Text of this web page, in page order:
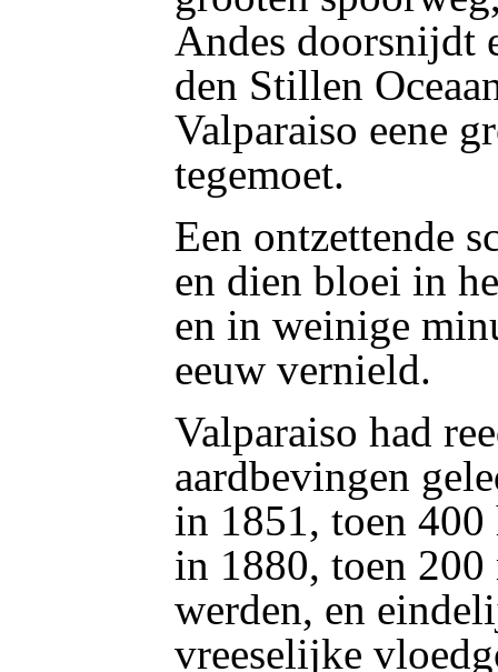
Andes doorsnijdt
den Stillen
Valparaiso eene
tegemoet.
Een ontzettende
en dien bloei in
en in weinige
eeuw vernield.
Valparaiso had
aardbevingen
in 1851, toen 400
in 1880, toen 200
werden, en
vreeselijke